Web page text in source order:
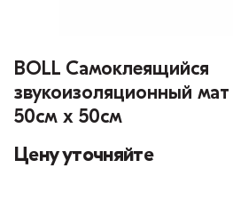
BOLL Самоклеящийся
звукоизоляционный
50см x 50см
Цену уточняйте